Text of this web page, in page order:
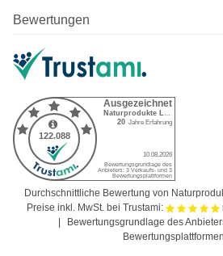
Bewertungen
Durchschnittliche Bewertung von
Preise inkl. MwSt. bei Trustami:
Bewertungsgrundlage des
Bewertungsplattformen